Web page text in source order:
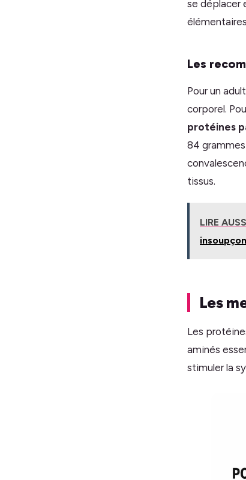
se déplacer
Les
Pour un
corporel.
protéines
84
tissus.
LIRE
Les
Les
aminés
stimuler la